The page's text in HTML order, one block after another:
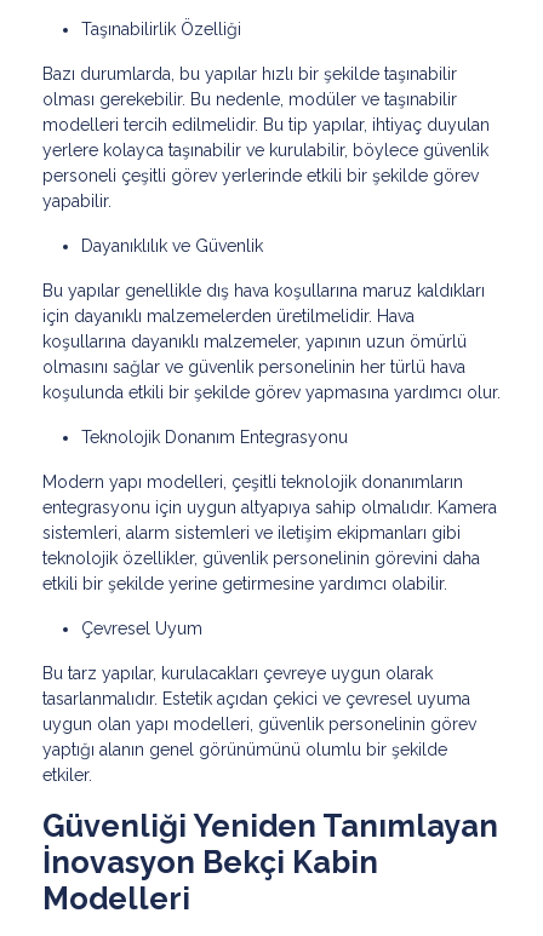
Taşınabilirlik Özelliği
Bazı durumlarda, bu yapılar hızlı bir şekilde taşınabilir
olması gerekebilir. Bu nedenle, modüler ve taşınabilir
modelleri tercih edilmelidir. Bu tip yapılar, ihtiyaç duyulan
yerlere kolayca taşınabilir ve kurulabilir, böylece güvenlik
personeli çeşitli görev yerlerinde etkili bir şekilde görev
yapabilir.
Dayanıklılık ve Güvenlik
Bu yapılar genellikle dış hava koşullarına maruz kaldıkları
için dayanıklı malzemelerden üretilmelidir. Hava
koşullarına dayanıklı malzemeler, yapının uzun ömürlü
olmasını sağlar ve güvenlik personelinin her türlü hava
koşulunda etkili bir şekilde görev yapmasına yardımcı olur.
Teknolojik Donanım Entegrasyonu
Modern yapı modelleri, çeşitli teknolojik donanımların
entegrasyonu için uygun altyapıya sahip olmalıdır. Kamera
sistemleri, alarm sistemleri ve iletişim ekipmanları gibi
teknolojik özellikler, güvenlik personelinin görevini daha
etkili bir şekilde yerine getirmesine yardımcı olabilir.
Çevresel Uyum
Bu tarz yapılar, kurulacakları çevreye uygun olarak
tasarlanmalıdır. Estetik açıdan çekici ve çevresel uyuma
uygun olan yapı modelleri, güvenlik personelinin görev
yaptığı alanın genel görünümünü olumlu bir şekilde
etkiler.
Güvenliği Yeniden Tanımlayan
İnovasyon Bekçi Kabin
Modelleri